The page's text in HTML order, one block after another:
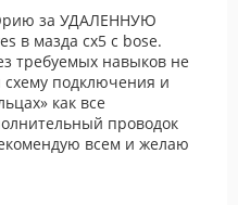
за УДАЛЕННУЮ
в мазда cx5 с bose.
требуемых навыков не
подключения и
как все
проводок
всем и желаю